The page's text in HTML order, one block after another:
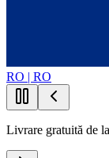
RO | RO
Livrare gratuită de